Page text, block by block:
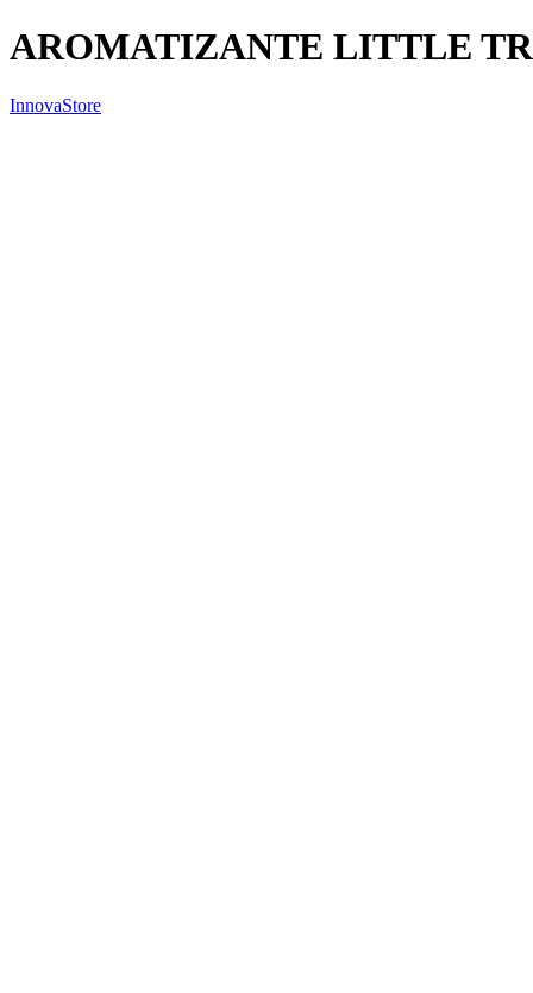
AROMATIZANTE LITTLE
InnovaStore